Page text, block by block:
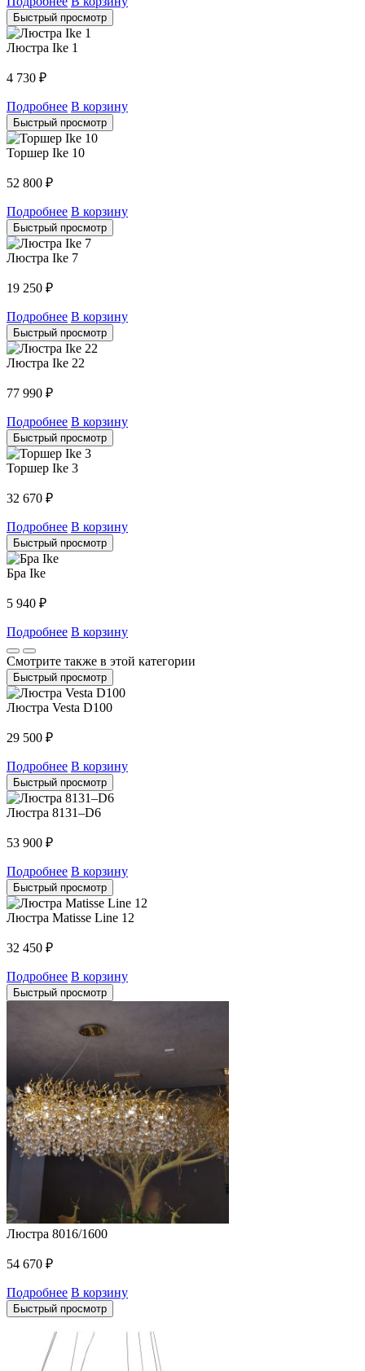
Быстрый просмотр
Люстра Ike 1
4 730 ₽
Подробнее В корзину
Быстрый просмотр
Торшер Ike 10
52 800 ₽
Подробнее В корзину
Быстрый просмотр
Люстра Ike 7
19 250 ₽
Подробнее В корзину
Быстрый просмотр
Люстра Ike 22
77 990 ₽
Подробнее В корзину
Быстрый просмотр
Торшер Ike 3
32 670 ₽
Подробнее В корзину
Быстрый просмотр
Бра Ike
5 940 ₽
Подробнее В корзину
Смотрите также в этой категории
Быстрый просмотр
Люстра Vesta D100
29 500 ₽
Подробнее В корзину
Быстрый просмотр
Люстра 8131–D6
53 900 ₽
Подробнее В корзину
Быстрый просмотр
Люстра Matisse Line 12
32 450 ₽
Подробнее В корзину
Быстрый просмотр
Люстра 8016/1600
54 670 ₽
Подробнее В корзину
Быстрый просмотр